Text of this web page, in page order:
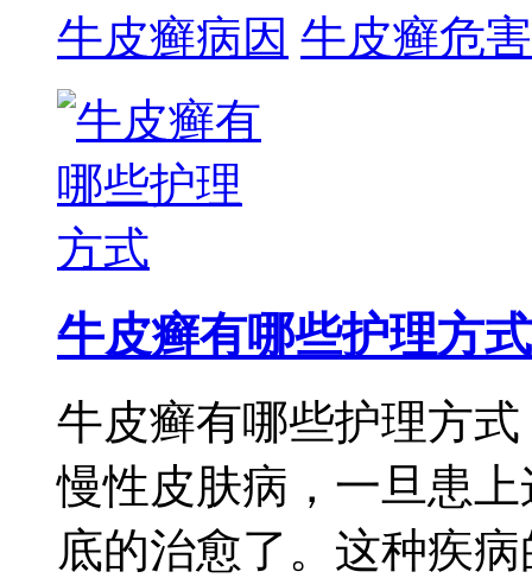
牛皮癣病因 牛皮癣危害
牛皮癣有哪些护理方式
牛皮癣有哪些护理方
慢性皮肤病，一旦患
底的治愈了。这种疾